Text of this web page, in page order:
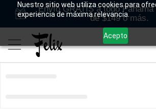
Nuestro sitio web utiliza cookies para
experiencia de máxima relevancia.
Acepto
Envío GRATIS a todo
de $149 o más.